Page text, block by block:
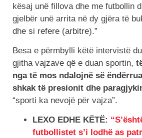
kësaj unë fillova dhe me futbollin
gjelbër unë arrita në dy gjëra të
dhe si refere (arbitre).”
Besa e përmbylli këtë intervistë
gjitha vajzave që e duan sportin,
nga të mos ndalojnë së
shkak të presionit dhe
“sporti ka nevojë për vajza”.
LEXO EDHE KËTË:
futbollistet s’i lodhë as